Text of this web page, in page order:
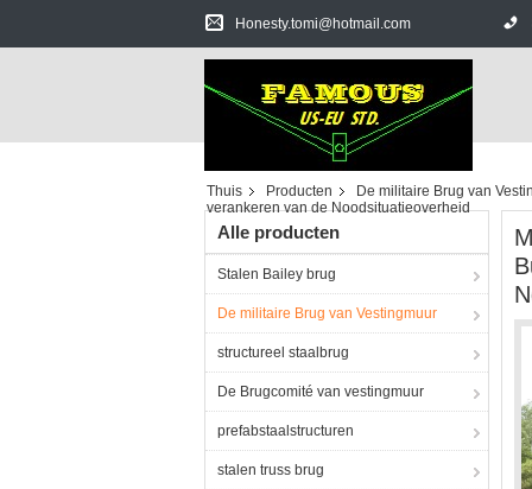
Honesty.tomi@hotmail.com
Thuis Producten De militaire Brug van
verankeren van de Noodsituatieoverheid
Alle producten
Stalen Bailey brug
De militaire Brug van Vestingmuur
structureel staalbrug
De Brugcomité van vestingmuur
prefabstaalstructuren
stalen truss brug